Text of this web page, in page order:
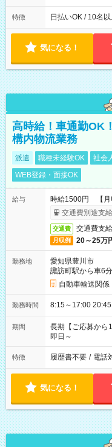
り ※夜勤シフトあ
特徴 日払いOK / 10名
気になる！
高時給！車通勤OK
構内物流業務
派遣 職種未経験OK 社会
WEB登録・面接OK
給与
時給1500円 【月
交通費別途支
交通費 交通費支
月収例 20～25万
勤務地
愛知県豊川市
諏訪町駅から車6分
自動車輸送関係
勤務時間
期間
長期【ご応募から
即日～
特徴 履歴書不要 / 電話
気になる！